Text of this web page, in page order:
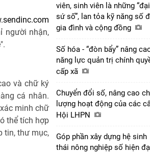
người nhận,
và chữ ký
cá nhân.
minh chữ
thể tích hợp
tin, thư mục,
viên, sinh viên là những “đại
sứ số”, lan tỏa kỹ năng số
gia đình và cộng đồng
Số hóa - “đòn bẩy” nâng
năng lực quản trị chính
cấp xã
Chuyển đổi số, nâng cao
lượng hoạt động của các
Hội LHPN
Góp phần xây dựng hệ sinh
thái nông nghiệp số hiện